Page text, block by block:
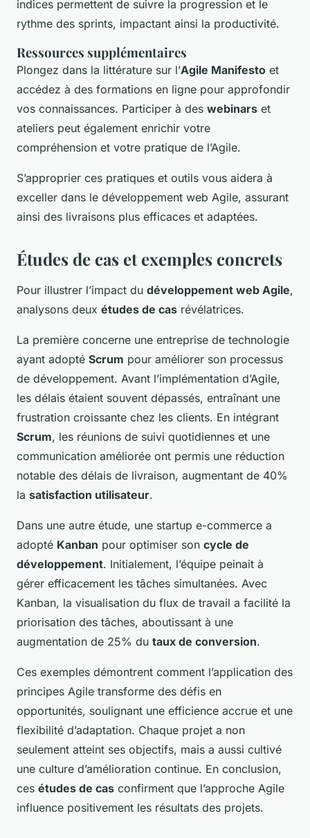
indices permettent de suivre la progression et le
rythme des sprints, impactant ainsi la productivité.
Ressources supplémentaires
Plongez dans la littérature sur l’Agile Manifesto et
accédez à des formations en ligne pour approfondir
vos connaissances. Participer à des webinars et
ateliers peut également enrichir votre
compréhension et votre pratique de l’Agile.
S’approprier ces pratiques et outils vous aidera à
exceller dans le développement web Agile, assurant
ainsi des livraisons plus efficaces et adaptées.
Études de cas et exemples concrets
Pour illustrer l’impact du développement web Agile,
analysons deux études de cas révélatrices.
La première concerne une entreprise de technologie
ayant adopté Scrum pour améliorer son processus
de développement. Avant l’implémentation d’Agile,
les délais étaient souvent dépassés, entraînant une
frustration croissante chez les clients. En intégrant
Scrum, les réunions de suivi quotidiennes et une
communication améliorée ont permis une réduction
notable des délais de livraison, augmentant de 40%
la satisfaction utilisateur.
Dans une autre étude, une startup e-commerce a
adopté Kanban pour optimiser son cycle de
développement. Initialement, l’équipe peinait à
gérer efficacement les tâches simultanées. Avec
Kanban, la visualisation du flux de travail a facilité la
priorisation des tâches, aboutissant à une
augmentation de 25% du taux de conversion.
Ces exemples démontrent comment l’application des
principes Agile transforme des défis en
opportunités, soulignant une efficience accrue et une
flexibilité d’adaptation. Chaque projet a non
seulement atteint ses objectifs, mais a aussi cultivé
une culture d’amélioration continue. En conclusion,
ces études de cas confirment que l’approche Agile
influence positivement les résultats des projets.